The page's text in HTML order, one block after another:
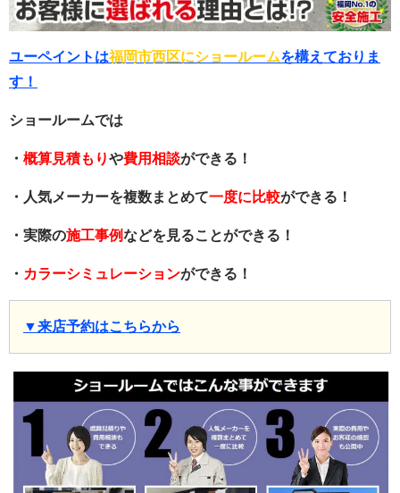
ユーペイントは福岡市西区にショールームを構えておりま
す！
ショールームでは
・ 概算見積もりや費用相談ができる！
・人気メーカーを複数まとめて一度に比較ができる！
・実際の施工事例などを見ることができる！
・ カラーシミュレーションができる！
▼来店予約はこちらから